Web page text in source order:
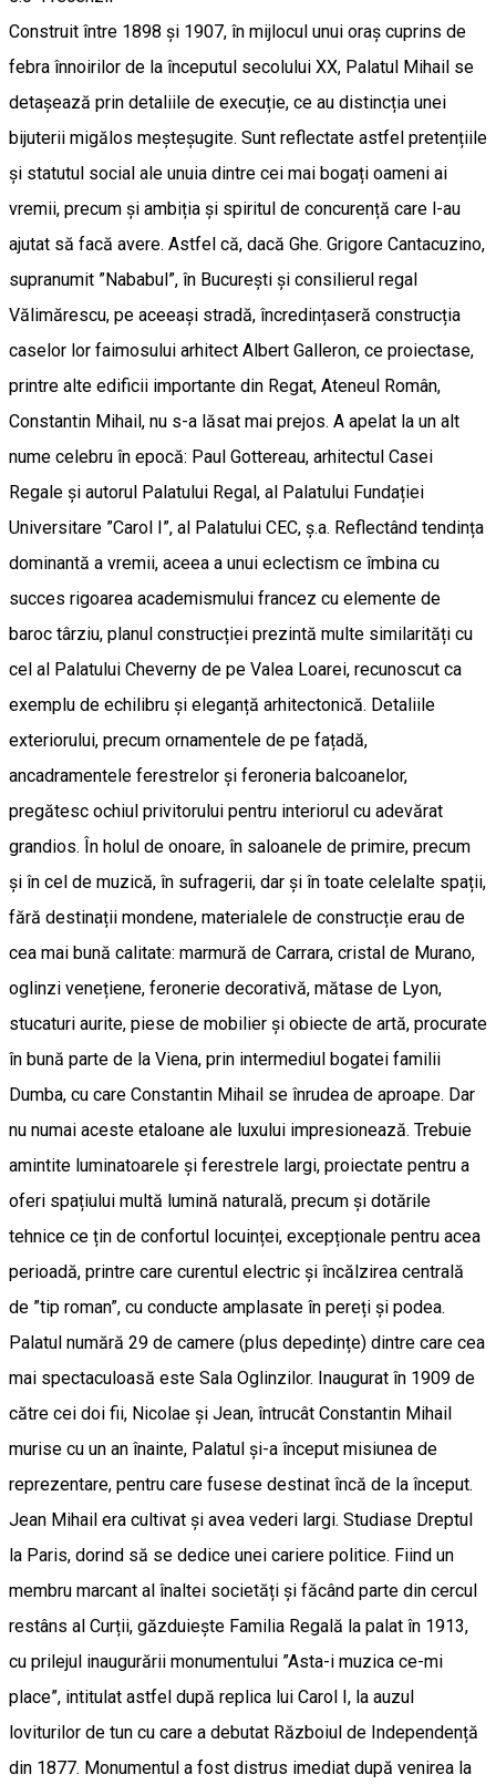
Construit între 1898 și 1907, în mijlocul unui oraș cuprins de
febra înnoirilor de la începutul secolului XX, Palatul Mihail se
detașează prin detaliile de execuție, ce au distincția unei
bijuterii migălos meșteșugite. Sunt reflectate astfel pretențiile
și statutul social ale unuia dintre cei mai bogați oameni ai
vremii, precum și ambiția și spiritul de concurență care l-au
ajutat să facă avere. Astfel că, dacă Ghe. Grigore Cantacuzino,
supranumit ”Nababul”, în București și consilierul regal
Vălimărescu, pe aceeași stradă, încredințaseră construcția
caselor lor faimosului arhitect Albert Galleron, ce proiectase,
printre alte edificii importante din Regat, Ateneul Român,
Constantin Mihail, nu s-a lăsat mai prejos. A apelat la un alt
nume celebru în epocă: Paul Gottereau, arhitectul Casei
Regale și autorul Palatului Regal, al Palatului Fundației
Universitare ”Carol I”, al Palatului CEC, ș.a. Reflectând tendința
dominantă a vremii, aceea a unui eclectism ce îmbina cu
succes rigoarea academismului francez cu elemente de
baroc târziu, planul construcției prezintă multe similarități cu
cel al Palatului Cheverny de pe Valea Loarei, recunoscut ca
exemplu de echilibru și eleganță arhitectonică. Detaliile
exteriorului, precum ornamentele de pe fațadă,
ancadramentele ferestrelor și feroneria balcoanelor,
pregătesc ochiul privitorului pentru interiorul cu adevărat
grandios. În holul de onoare, în saloanele de primire, precum
și în cel de muzică, în sufragerii, dar și în toate celelalte spații,
fără destinații mondene, materialele de construcție erau de
cea mai bună calitate: marmură de Carrara, cristal de Murano,
oglinzi venețiene, feronerie decorativă, mătase de Lyon,
stucaturi aurite, piese de mobilier și obiecte de artă, procurate
în bună parte de la Viena, prin intermediul bogatei familii
Dumba, cu care Constantin Mihail se înrudea de aproape. Dar
nu numai aceste etaloane ale luxului impresionează. Trebuie
amintite luminatoarele și ferestrele largi, proiectate pentru a
oferi spațiului multă lumină naturală, precum și dotările
tehnice ce țin de confortul locuinței, excepționale pentru acea
perioadă, printre care curentul electric și încălzirea centrală
de ”tip roman”, cu conducte amplasate în pereți și podea.
Palatul numără 29 de camere (plus depedințe) dintre care cea
mai spectaculoasă este Sala Oglinzilor. Inaugurat în 1909 de
către cei doi fii, Nicolae și Jean, întrucât Constantin Mihail
murise cu un an înainte, Palatul și-a început misiunea de
reprezentare, pentru care fusese destinat încă de la început.
Jean Mihail era cultivat și avea vederi largi. Studiase Dreptul
la Paris, dorind să se dedice unei cariere politice. Fiind un
membru marcant al înaltei societăți și făcând parte din cercul
restâns al Curții, găzduiește Familia Regală la palat în 1913,
cu prilejul inaugurării monumentului ”Asta-i muzica ce-mi
place”, intitulat astfel după replica lui Carol I, la auzul
loviturilor de tun cu care a debutat Războiul de Independență
din 1877. Monumentul a fost distrus imediat după venirea la